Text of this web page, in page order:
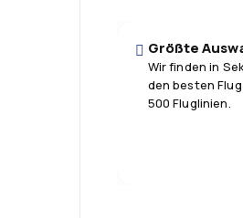
Größte
Wir finden in
den besten
500 Fluglinien.